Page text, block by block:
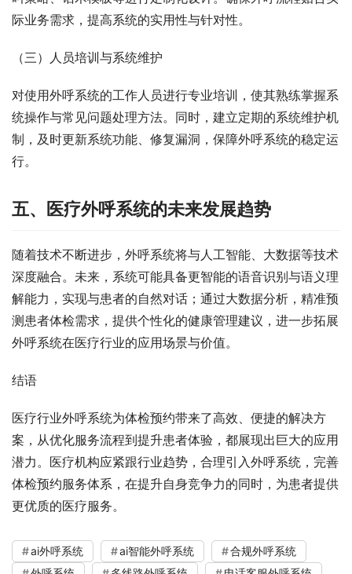
际业务需求，提高系统的实用性与针对性。​
（三）人员培训与系统维护​
对使用外呼系统的工作人员进行专业培训，使其熟练掌握系
统操作与常见问题处理方法。同时，建立定期的系统维护机
制，及时更新系统功能、修复漏洞，保障外呼系统的稳定运
行。​
五、医疗外呼系统的未来发展趋势​
随着技术不断进步，外呼系统将与人工智能、大数据等技术
深度融合。未来，系统可能具备更智能的语音识别与语义理
解能力，实现与患者的自然对话；通过大数据分析，精准预
测患者体检需求，提供个性化的健康管理建议，进一步拓展
外呼系统在医疗行业的应用场景与价值。​
结语​
医疗行业外呼系统为体检预约带来了高效、便捷的解决方
案，从优化服务流程到提升患者体验，都展现出巨大的应用
潜力。医疗机构应紧跟行业趋势，合理引入外呼系统，完善
体检预约服务体系，在提升自身竞争力的同时，为患者提供
更优质的医疗服务。
ai外呼系统 ai智能外呼系统
合规外呼系统